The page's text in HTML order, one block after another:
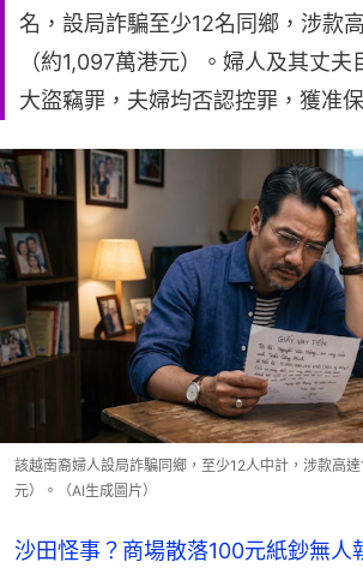
名，設局詐騙至少12名同鄉，涉款
（約1,097萬港元）。婦人及其丈夫
大盜竊罪，夫婦均否認控罪，獲准
該越南裔婦人設局詐騙同鄉，至少12人中計，涉款高
元）。（AI生成圖片）
沙田怪事？商場散落100元紙鈔無